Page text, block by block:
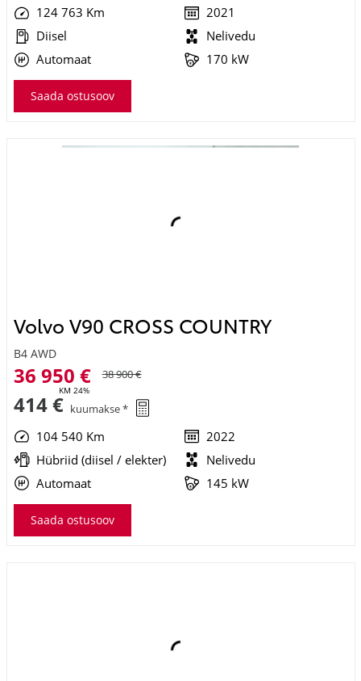
Diisel
Nelivedu
Automaat
170 kW
Saada ostusoov
B4 AWD
36 950 €
414 € kuumakse *
104 540 Km
Hübriid (diisel / elekter)
Nelivedu
Automaat
145 kW
Saada ostusoov